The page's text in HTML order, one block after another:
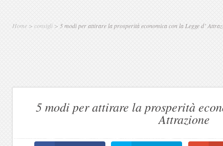
Home > consigli > 5 modi per attirare la prosperità economica con la Legge d’
5 modi per attirare la prosperità
Attrazione